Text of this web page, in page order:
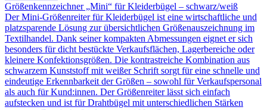
Größenkennzeichner „Mini“ für Kleiderbügel – schwarz/weiß
Der Mini-Größenreiter für Kleiderbügel ist eine wirtschaftliche und
platzsparende Lösung zur übersichtlichen Größenauszeichnung im
Textilhandel. Dank seiner kompakten Abmessungen eignet er sich
besonders für dicht bestückte Verkaufsflächen, Lagerbereiche oder
kleinere Konfektionsgrößen. Die kontrastreiche Kombination aus
schwarzem Kunststoff mit weißer Schrift sorgt für eine schnelle und
eindeutige Erkennbarkeit der Größen – sowohl für Verkaufspersonal
als auch für Kund:innen. Der Größenreiter lässt sich einfach
aufstecken und ist für Drahtbügel mit unterschiedlichen Stärken